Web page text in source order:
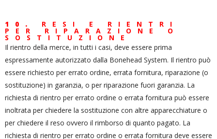
10. RESI E RIENTRI
PER RIPARAZIONE O
SOSTITUZIONE
Il rientro della merce, in tutti i casi, deve essere prima
espressamente autorizzato dalla Bonehead System. Il rientro può
essere richiesto per errato ordine, errata fornitura, riparazione (o
sostituzione) in garanzia, o per riparazione fuori garanzia. La
richiesta di rientro per errato ordine o errata fornitura può essere
inoltrata per chiedere la sostituzione con altre apparecchiature o
per chiedere il reso ovvero il rimborso di quanto pagato. La
richiesta di rientro per errato ordine o errata fornitura deve essere